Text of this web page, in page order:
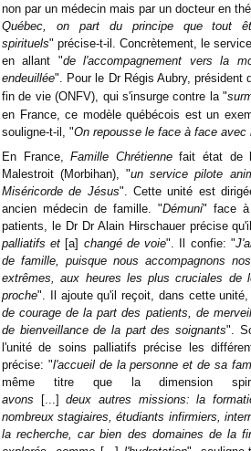
non par un médecin mais par un docteur en
Québec, on part du principe que tout
spirituels" précise-t-il. Concrètement, le
en allant "de l'accompagnement vers la
endeuillée". Pour le Dr Régis Aubry,président
fin de vie (ONFV) , qui s'insurge contre la "
en France, ce modèle québécois est un
souligne-t-il, "On repousse le face à face avec
En France,Famille Chrétiennefait état de
Malestroit (Morbihan), "un service pilote
Miséricorde de Jésus". Cette unité est
ancien médecin de famille. "Démuni" face à
patients, le Dr Dr Alain Hirschauer précise
palliatifs et [a] changé de voie". Il confie: "
de famille, puisque nous accompagnons
extrêmes, aux heures les plus cruciales de
proche". Il ajoute qu'il reçoit, dans cette
de courage de la part des patients, de
de bienveillance de la part des soignants".
l'unité de soins palliatifs précise les
précise: "l'accueil de la personne et de sa
même titre que la dimension
avons [...]deux autres missions: la
nombreux stagiaires, étudiants infirmiers,
la recherche, car bien des domaines de la